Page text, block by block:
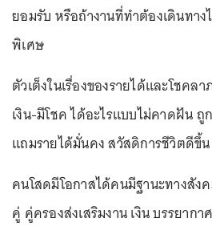
ยอมรับ หรือถ้างานที่ทำต้องเดินทา
พิเศษ
ตัวเต็งในเรื่องของรายได้และโชค
เงิน-มีโชค ได้อะไรแบบไม่คาดฝัน ถู
แถมรายได้มั่นคง สวัสดิการชีวิตดีขึ้น
คนโสดมีโอกาสได้คนมีฐานะทางสัง
คู่ คู่ครองส่งเสริมงาน เงิน บรรยาก